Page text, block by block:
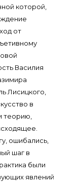
которой,
от
Василия
Лисицкого,
в
теорию,
ошибались,
шаг в
были
явлений